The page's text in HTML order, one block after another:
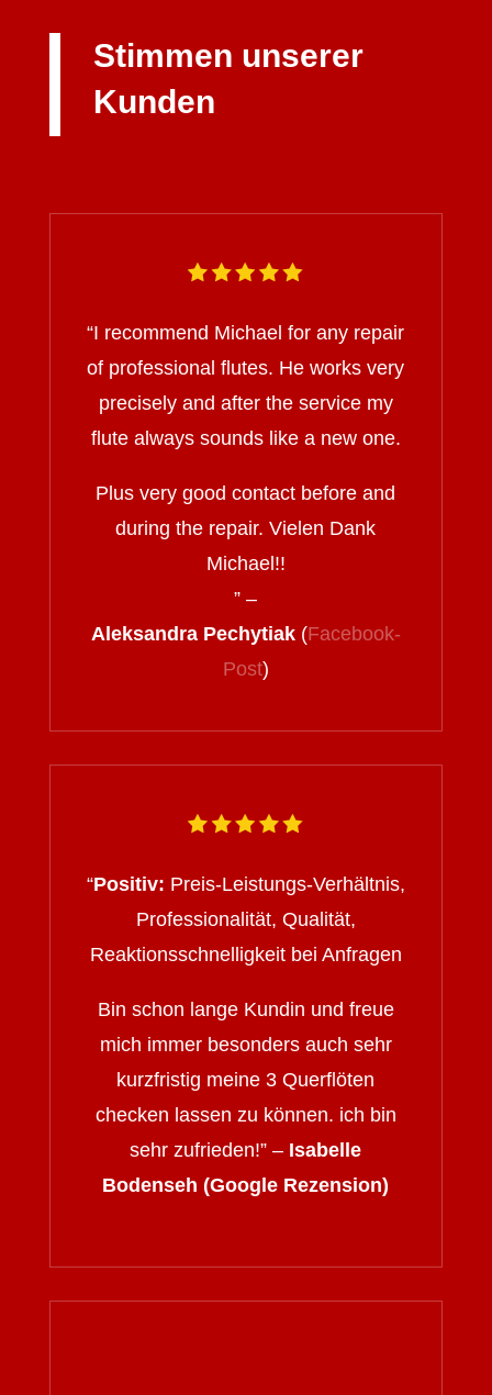
Stimmen unserer
Kunden
“I recommend Michael for any repair
of professional flutes. He works very
precisely and after the service my
flute always sounds like a new one.
Plus very good contact before and
during the repair. Vielen Dank
Michael!!
” –
Aleksandra Pechytiak(Facebook-
Post)
“Positiv: Preis-Leistungs-Verhältnis,
Professionalität, Qualität,
Reaktionsschnelligkeit bei Anfragen
Bin schon lange Kundin und freue
mich immer besonders auch sehr
kurzfristig meine 3 Querflöten
checken lassen zu können. ich bin
sehr zufrieden!” – Isabelle
Bodenseh (Google Rezension)